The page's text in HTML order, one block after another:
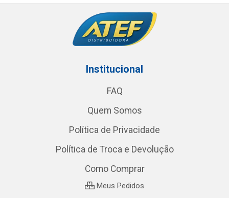
Institucional
FAQ
Quem Somos
Política de Privacidade
Política de Troca e Devolução
Como Comprar
Meus Pedidos